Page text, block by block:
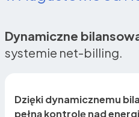
Dynamiczne
systemie net-billing.
Dzięki dynamicznemu
pełną kontrolę nad